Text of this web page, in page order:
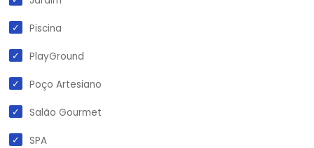
Piscina
PlayGround
Poço Artesiano
Salão Gourmet
SPA